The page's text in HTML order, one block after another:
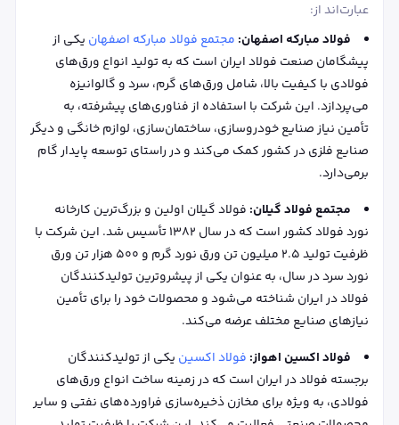
عبارت‌اند از:
فولاد مبارکه اصفهان: مجتمع فولاد مبارکه اصفهان یکی از
پیشگامان صنعت فولاد ایران است که به تولید انواع ورق‌های
فولادی با کیفیت بالا، شامل ورق‌های گرم، سرد و گالوانیزه
می‌پردازد. این شرکت با استفاده از فناوری‌های پیشرفته، به
تأمین نیاز صنایع خودروسازی، ساختمان‌سازی، لوازم خانگی و دیگر
صنایع فلزی در کشور کمک می‌کند و در راستای توسعه پایدار گام
برمی‌دارد.
مجتمع فولاد گیلان: فولاد گیلان اولین و بزرگ‌ترین کارخانه
نورد فولاد کشور است که در سال 1382 تأسیس شد. این شرکت با
ظرفیت تولید 2.5 میلیون تن ورق نورد گرم و 500 هزار تن ورق
نورد سرد در سال، به عنوان یکی از پیشروترین تولیدکنندگان
فولاد در ایران شناخته می‌شود و محصولات خود را برای تأمین
نیازهای صنایع مختلف عرضه می‌کند.
فولاد اکسین اهواز: فولاد اکسین یکی از تولیدکنندگان
برجسته فولاد در ایران است که در زمینه ساخت انواع ورق‌های
فولادی، به ویژه برای مخازن ذخیره‌سازی فراورده‌های نفتی و سایر